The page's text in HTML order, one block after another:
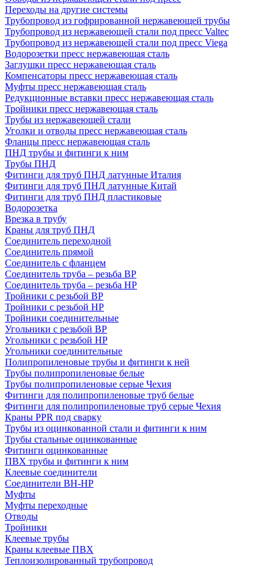
Переходы на другие системы
Трубопровод из гофрированной нержавеющей трубы
Трубопровод из нержавеющей стали под пресс Valtec
Трубопровод из нержавеющей стали под пресс Viega
Водорозетки пресс нержавеющая сталь
Заглушки пресс нержавеющая сталь
Компенсаторы пресс нержавеющая сталь
Муфты пресс нержавеющая сталь
Редукционные вставки пресс нержавеющая сталь
Тройники пресс нержавеющая сталь
Трубы из нержавеющей стали
Уголки и отводы пресс нержавеющая сталь
Фланцы пресс нержавеющая сталь
ПНД трубы и фитинги к ним
Трубы ПНД
Фитинги для труб ПНД латунные Италия
Фитинги для труб ПНД латунные Китай
Фитинги для труб ПНД пластиковые
Водорозетка
Врезка в трубу
Краны для труб ПНД
Соединитель переходной
Соединитель прямой
Соединитель с фланцем
Соединитель труба – резьба ВР
Соединитель труба – резьба НР
Тройники с резьбой ВР
Тройники с резьбой НР
Тройники соединительные
Угольники с резьбой ВР
Угольники с резьбой НР
Угольники соединительные
Полипропиленовые трубы и фитинги к ней
Трубы полипропиленовые белые
Трубы полипропиленовые серые Чехия
Фитинги для полипропиленовые труб белые
Фитинги для полипропиленовые труб серые Чехия
Краны PPR под сварку
Трубы из оцинкованной стали и фитинги к ним
Трубы стальные оцинкованные
Фитинги оцинкованные
ПВХ трубы и фитинги к ним
Клеевые соединители
Соединители ВН-НР
Муфты
Муфты переходные
Отводы
Тройники
Клеевые трубы
Краны клеевые ПВХ
Теплоизолированный трубопровод